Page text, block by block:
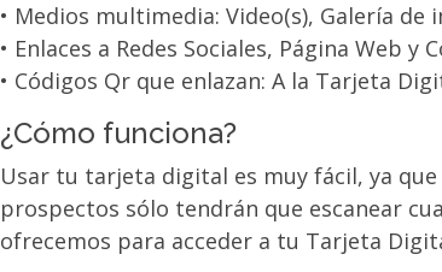
• Medios multimedia: Video(s), Galería de
• Enlaces a Redes Sociales, Página Web y
• Códigos Qr que enlazan: A la Tarjeta
¿Cómo funciona?
Usar tu tarjeta digital es muy fácil, ya
prospectos sólo tendrán que escanear
ofrecemos para acceder a tu Tarjeta